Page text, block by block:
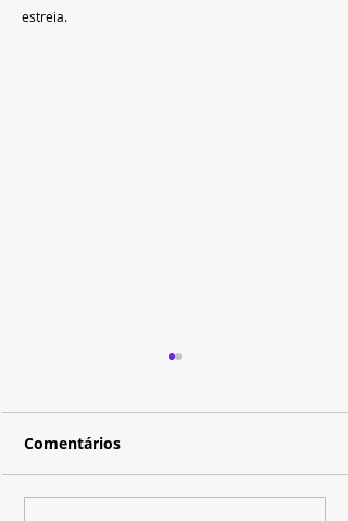
estreia.
Comentários